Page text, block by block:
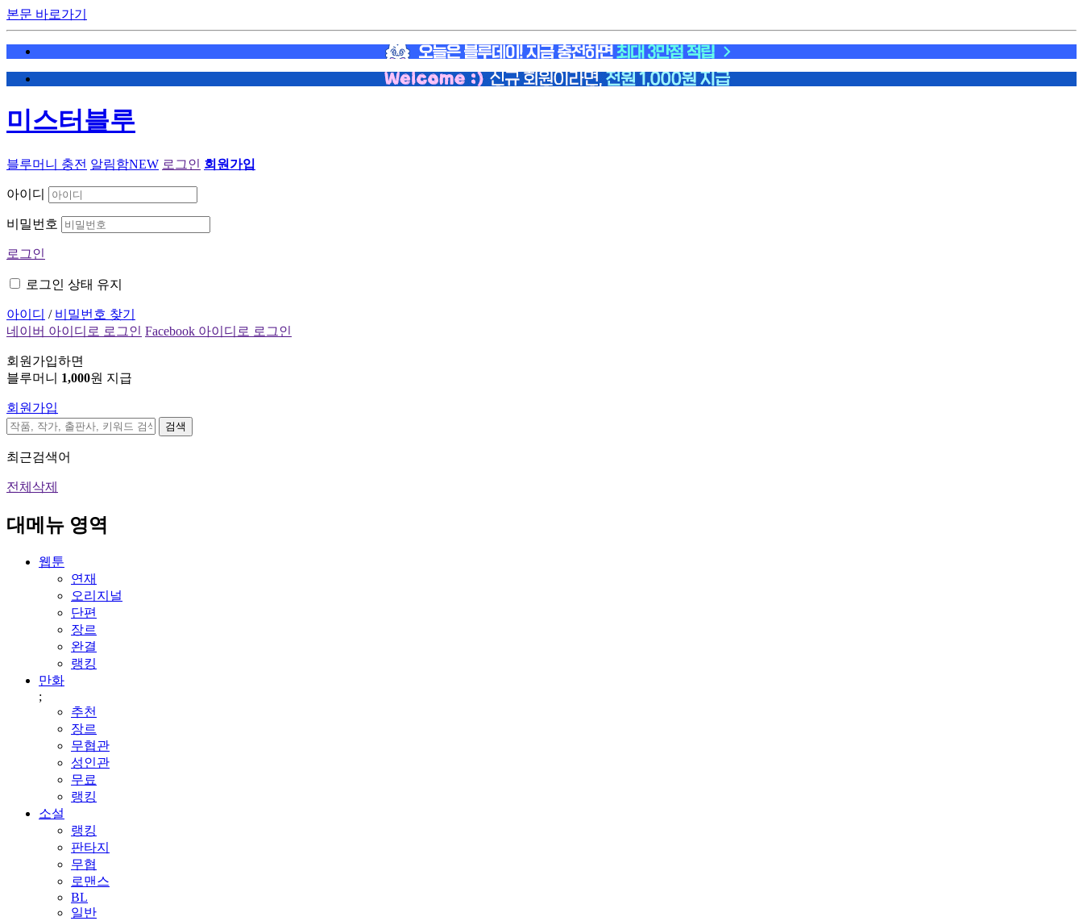
본문 바로가기
미스터블루
블루머니 충전 알림함NEW 로그인 회원가입
아이디
비밀번호
로그인
로그인 상태 유지
아이디 / 비밀번호 찾기
네이버 아이디로 로그인 Facebook 아이디로 로그인
회원가입하면
블루머니 1,000원 지급
회원가입
검색
최근검색어
전체삭제
대메뉴 영역
웹툰
연재
오리지널
단편
장르
완결
랭킹
만화
;
추천
장르
무협관
성인관
무료
랭킹
소설
랭킹
판타지
무협
로맨스
BL
일반